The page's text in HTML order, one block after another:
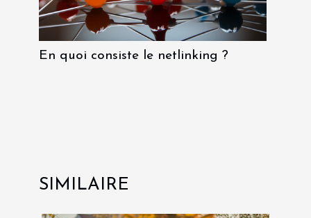
En quoi consiste le netlinking ?
SIMILAIRE